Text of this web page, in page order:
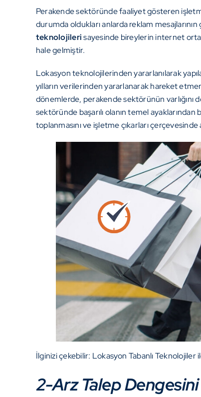
Perakende sektöründe faaliyet gösteren
durumda oldukları anlarda reklam
teknolojilerisayesinde bireylerin internet
hale gelmiştir.
Lokasyon teknolojilerinden yararlanılarak
yılların verilerinden yararlanarak hareket
dönemlerde, perakende sektörünün
sektöründe başarılı olanın temel
toplanmasını ve işletme çıkarları
İlginizi çekebilir: Lokasyon Tabanlı Teknolojiler
2-Arz Talep